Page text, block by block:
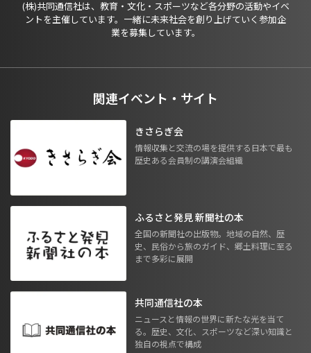
(株)共同通信社は、教育・文化・スポーツなど各分野の活動やイベ
ントを主催しています。一緒に未来社会を創り上げていく参加企
業を募集しています。
関連イベント・サイト
きさらぎ会
情報収集と交流の場を提供する日本で最も
歴史ある会員制の講演会組織
ふるさと発見 新聞社の本
全国の新聞社の出版物。地域の自然、歴
史、民俗から旅のガイド、郷土料理に至る
まで多彩に展開
共同通信社の本
ニュースと情報の世界に新たな光を当て
る。歴史、文化、スポーツなど深い知識と
独自の視点で構成